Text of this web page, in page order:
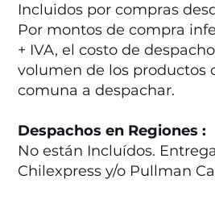
Incluidos por compras
Por montos de compra
+ IVA, el costo de
volumen de los productos
comuna a despachar.
Despachos en Regiones :
No están Incluídos.
Chilexpress y/o Pullman